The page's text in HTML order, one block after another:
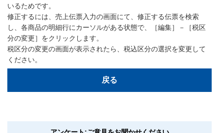
いるためです。
修正するには、売上伝票入力の画面にて、修正する伝票を検索
し、各商品の明細行にカーソルがある状態で、［編集］－［税区
分の変更］をクリックします。
税区分の変更の画面が表示されたら、税込区分の選択を変更して
ください。
戻る